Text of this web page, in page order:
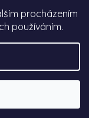
procházením
používáním.
vyhrazena.